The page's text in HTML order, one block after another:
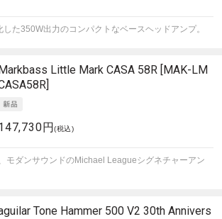
た350W出力のコンパクトなベースヘッドアンプ。
Little Mark CASA 58R [MAK-LM
円(税込)
モダンサウンドのMichael Leagueシグネチャーアン
Tone Hammer 500 V2 30th Annivers